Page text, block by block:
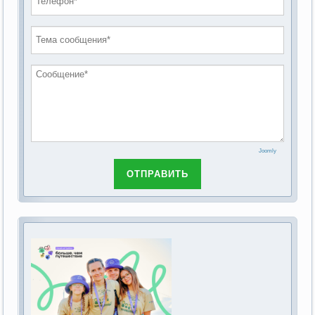
обсуждению Федерального закона Российской
основах социального обслуживания граждан в
2019 год
2018 год
Joomly
ОТПРАВИТЬ